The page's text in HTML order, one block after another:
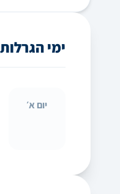
ימי הגרלות
יום א׳